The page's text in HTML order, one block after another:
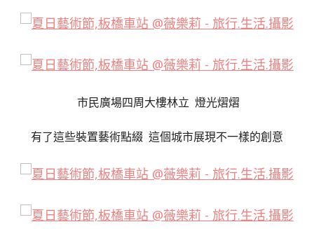
市民廣場四周大樓林立 燈光熠熠
有了這些裝置藝術點綴 這個城市展現不一樣的創意